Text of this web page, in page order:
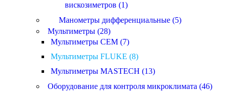
вискозиметров (1)
Манометры дифференциальные (5)
Мультиметры (28)
Мультиметры CEM (7)
Мультиметры FLUKE (8)
Мультиметры MASTECH (13)
Оборудование для контроля микроклимата (46)